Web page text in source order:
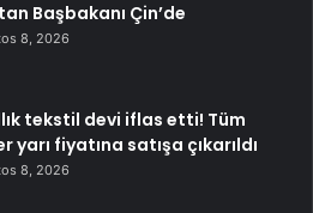
Başbakanı Çin’de
8, 2026
tekstil devi iflas etti! Tüm
yarı fiyatına satışa çıkarıldı
8, 2026